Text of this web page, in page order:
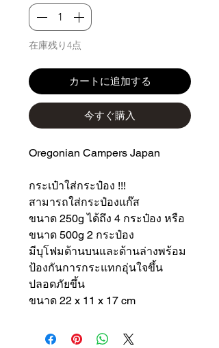
在庫残り4点
カートに追加する
今すぐ購入
Oregonian Campers Japan
กระเป๋าใส่กระป๋อง !!!
สามารถใส่กระป๋องแก๊ส
ขนาด 250g ได้ถึง 4 กระป๋อง หรือ
ขนาด 500g 2 กระป๋อง
มีบุโฟมด้านบนและด้านล่างพร้อม
ป้องกันการกระแทกอุ่นใจขึ้น
ปลอดภัยขึ้น
ขนาด 22 x 11 x 17 cm